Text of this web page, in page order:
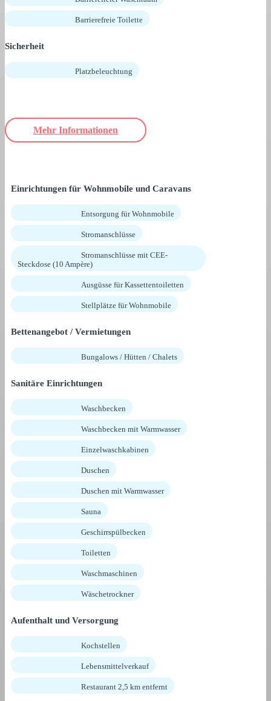
Barrierefreie Toilette
Sicherheit
Platzbeleuchtung
Mehr Informationen
Einrichtungen für Wohnmobile und Caravans
Entsorgung für Wohnmobile
Stromanschlüsse
Stromanschlüsse mit CEE-
Steckdose (10 Ampère)
Ausgüsse für Kassettentoiletten
Stellplätze für Wohnmobile
Bettenangebot / Vermietungen
Bungalows / Hütten / Chalets
Sanitäre Einrichtungen
Waschbecken
Waschbecken mit Warmwasser
Einzelwaschkabinen
Duschen
Duschen mit Warmwasser
Sauna
Geschirrspülbecken
Toiletten
Waschmaschinen
Wäschetrockner
Aufenthalt und Versorgung
Kochstellen
Lebensmittelverkauf
Restaurant 2,5 km entfernt